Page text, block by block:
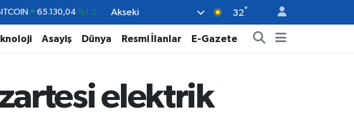
DOLAR 47,7069 %0.17
EURO 55,0265 %0.01
BİST100 13.887 %64
Akseki 32°
Asayiş Dünya Resmi İlanlar E-Gazete
elektrik